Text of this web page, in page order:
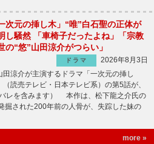
次元の挿し木」“唯”白石聖の正体が
し騒然 「車椅子だったよね」「宗教
の“悠”山田涼介がつらい」
ドラマ
2026年8月3日
涼介が主演するドラマ「一次元の挿し
（読売テレビ・日本テレビ系）の第5話が、
レを含みます） 本作は、松下龍之介氏の
掘された200年前の人骨が、失踪した妹の
more »